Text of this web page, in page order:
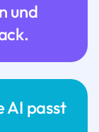
AI passt
und